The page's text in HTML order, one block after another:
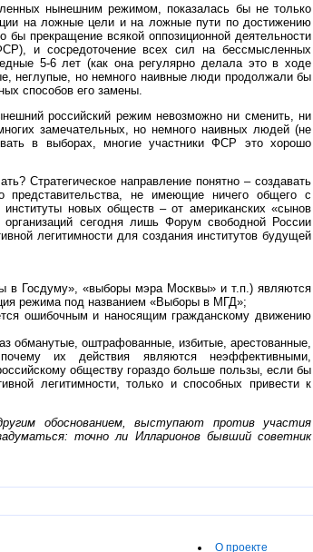
нынешним режимом, показалась бы не только
на ложные цели и на ложные пути по достижению
прекращение всякой оппозиционной деятельности
и сосредоточение всех сил на бессмысленных
5-6 лет (как она регулярно делала это в ходе
неглупые, но немного наивные люди продолжали бы
способов его замены.
российский режим невозможно ни сменить, ни
замечательных, но немного наивных людей (не
в выборах, многие участники ФСР это хорошо
Стратегическое направление понятно – создавать
представительства, не имеющие ничего общего с
новых обществ – от американских «сынов
сегодня лишь Форум свободной России
легитимности для создания институтов будущей
в Госдуму», «выборы мэра Москвы» и т.п.) являются
режима под названием «Выборы в МГД»;
ошибочным и наносящим гражданскому движению
обманутые, оштрафованные, избитые, арестованные,
их действия являются неэффективными,
обществу гораздо больше пользы, если бы
легитимности, только и способных привести к
обоснованием, выступают против участия
точно ли Илларионов бывший советник
О проекте